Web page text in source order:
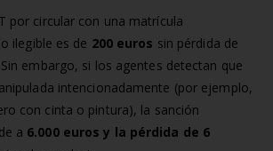
por circular con una matrícula
ilegible es de 200 euros sin pérdida de
embargo, si los agentes detectan que
intencionadamente (por ejemplo,
con cinta o pintura), la sanción
a 6.000 euros y la pérdida de 6